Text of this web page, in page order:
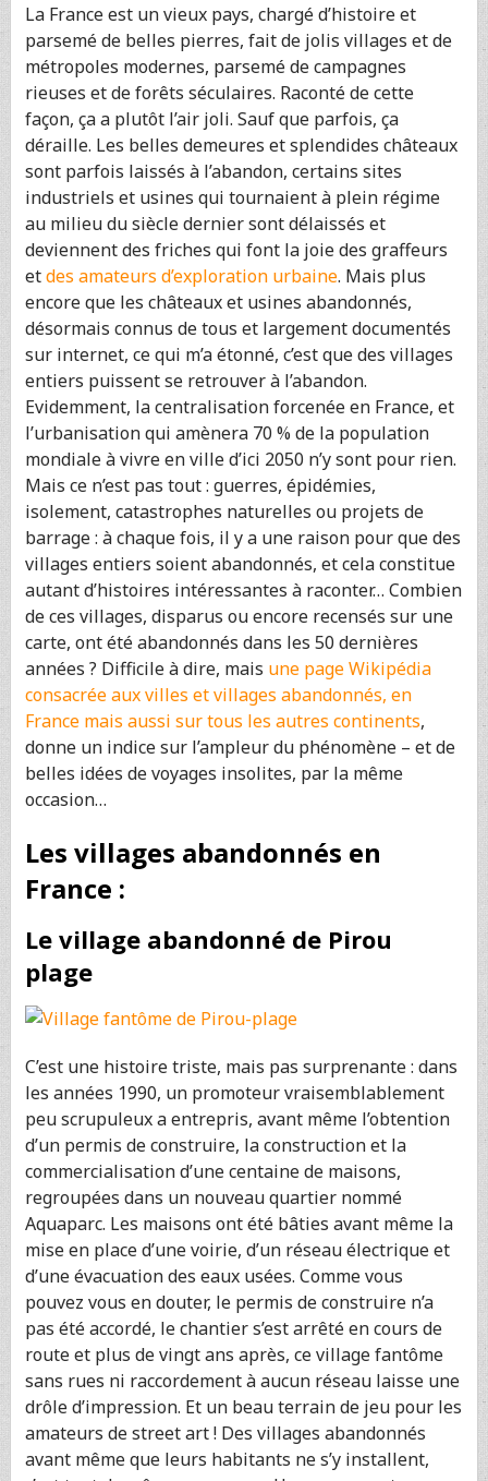
La France est un vieux pays, chargé d’histoire et
parsemé de belles pierres, fait de jolis villages et de
métropoles modernes, parsemé de campagnes
rieuses et de forêts séculaires. Raconté de cette
façon, ça a plutôt l’air joli. Sauf que parfois, ça
déraille. Les belles demeures et splendides châteaux
sont parfois laissés à l’abandon, certains sites
industriels et usines qui tournaient à plein régime
au milieu du siècle dernier sont délaissés et
deviennent des friches qui font la joie des graffeurs
etdes amateurs d’exploration urbaine. Mais plus
encore que les châteaux et usines abandonnés,
désormais connus de tous et largement documentés
sur internet, ce qui m’a étonné, c’est que des villages
entiers puissent se retrouver à l’abandon.
Evidemment, la centralisation forcenée en France, et
l’urbanisation qui amènera 70 % de la population
mondiale à vivre en ville d’ici 2050 n’y sont pour rien.
Mais ce n’est pas tout : guerres, épidémies,
isolement, catastrophes naturelles ou projets de
barrage : à chaque fois, il y a une raison pour que des
villages entiers soient abandonnés, et cela constitue
autant d’histoires intéressantes à raconter… Combien
de ces villages, disparus ou encore recensés sur une
carte, ont été abandonnés dans les 50 dernières
années ? Difficile à dire, mais une page Wikipédia
consacrée aux villes et villages abandonnés, en
France mais aussi sur tous les autres continents,
donne un indice sur l’ampleur du phénomène – et de
belles idées de voyages insolites, par la même
occasion…
Les villages abandonnés en
France :
Le village abandonné de Pirou
plage
C’est une histoire triste, mais pas surprenante : dans
les années 1990, un promoteur vraisemblablement
peu scrupuleux a entrepris, avant même l’obtention
d’un permis de construire, la construction et la
commercialisation d’une centaine de maisons,
regroupées dans un nouveau quartier nommé
Aquaparc. Les maisons ont été bâties avant même la
mise en place d’une voirie, d’un réseau électrique et
d’une évacuation des eaux usées. Comme vous
pouvez vous en douter, le permis de construire n’a
pas été accordé, le chantier s’est arrêté en cours de
route et plus de vingt ans après, ce village fantôme
sans rues ni raccordement à aucun réseau laisse une
drôle d’impression. Et un beau terrain de jeu pour les
amateurs de street art ! Des villages abandonnés
avant même que leurs habitants ne s’y installent,